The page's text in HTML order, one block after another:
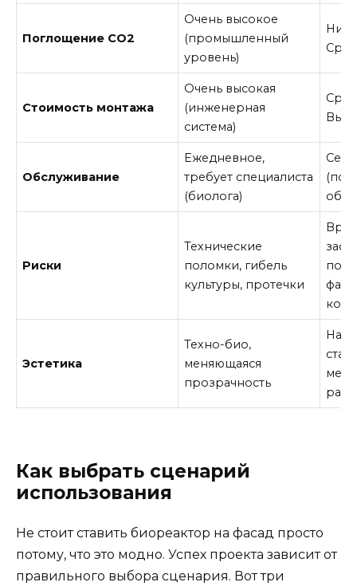
Поглощение CO2
Очень высокое
(промышленный
уровень)
Стоимость монтажа
Очень высокая
(инженерная
система)
Обслуживание
Ежедневное,
требует специалиста
(биолога)
Риски
Технические
поломки, гибель
культуры, протечки
Эстетика
Техно-био,
меняющаяся
прозрачность
Как выбрать сценарий
использования
Не стоит ставить биореактор на фасад просто
потому, что это модно. Успех проекта зависит от
правильного выбора сценария. Вот три